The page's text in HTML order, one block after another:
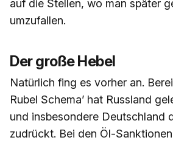
auf die Stellen, wo man später
umzufallen.
Der große Hebel
Natürlich fing es vorher an.
Rubel Schema’ hat Russland
und insbesondere Deutschland
zudrückt. Bei den Öl-